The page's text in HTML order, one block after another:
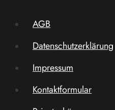
AGB
Datenschutzerklärung
Impressum
Kontaktformular